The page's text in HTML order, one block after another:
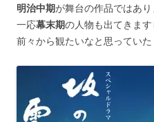
明治中期が舞台の作品ではあり
一応幕末期の人物も出てきます
前々から観たいなと思っていた